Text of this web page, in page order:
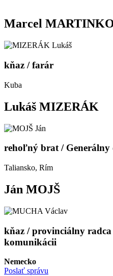
Marcel
kňaz / farár
Kuba
Lukáš MIZERÁK
rehoľný brat / Generálny
Taliansko, Rím
Ján MOJŠ
kňaz / provinciálny
komunikácii
Nemecko
Poslať správu